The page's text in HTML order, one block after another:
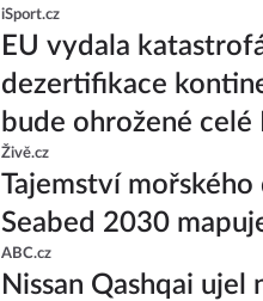
iSport.cz
EU vydala
dezertifikace
bude ohrožené
Živě.cz
Tajemství
Seabed 2030
ABC.cz
Nissan Qashqai